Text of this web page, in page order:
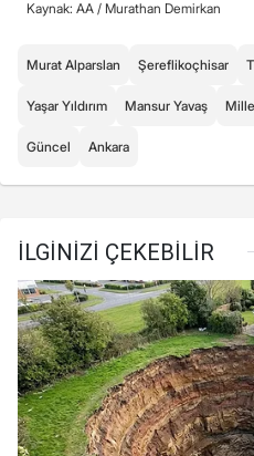
Kaynak: AA / Murathan Demirkan
Murat Alparslan Şereflikoçhisar
Yaşar Yıldırım Mansur Yavaş
Güncel Ankara